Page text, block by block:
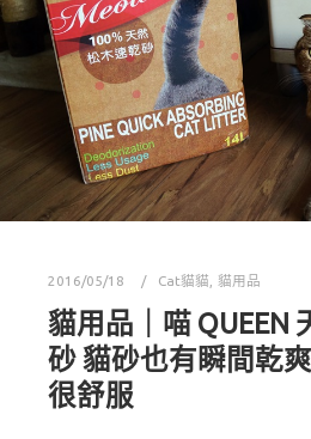
2016/05/18 Cat貓貓 貓用品
貓用品｜喵 QUEEN
砂 貓砂也有瞬間乾
很舒服